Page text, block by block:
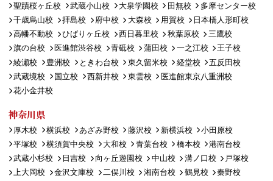
聖蹟桜ヶ丘校
武蔵小山校 大泉学園校 田無校
多摩センター校
千歳烏山校
拝島校 府中校 大森校 用賀校
日本橋人形町校
高幡不動校
ひばりヶ丘校 西日暮里校 秋葉原校
三鷹校
旗の台校
医進館渋谷校 青砥校 蒲田校 一之江校
王子校
綾瀬校
豊洲校 ときわ台校 東久留米校 経堂校
五反田校
武蔵境校
国立校 西新井校 東雲校
医進館東京八重洲校
花小金井校
神奈川県
厚木校 横浜校 あざみ野校 藤沢校 新横浜校
小田原校
平塚校
横須賀中央校 大和校 青葉台校 橋本校
港南台校
武蔵小杉校
日吉校 向ヶ丘遊園校 中山校 溝ノ口校
戸塚校
上大岡校
金沢文庫校 二俣川校 湘南台校 鶴見校
秦野校